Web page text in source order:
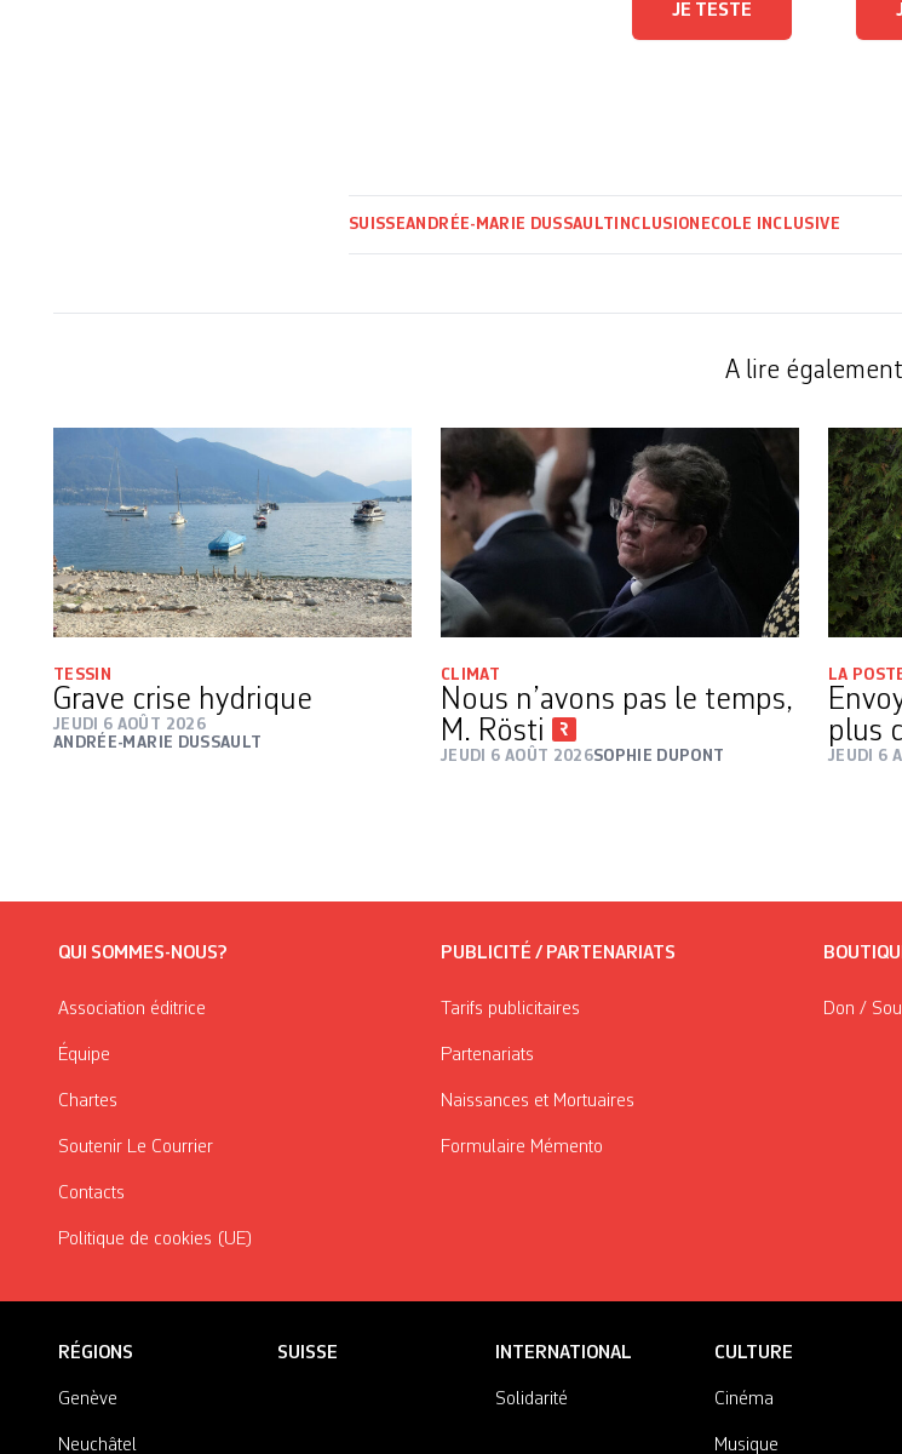
JE TESTE
SUISSEANDRÉE-MARIE DUSSAULT INCLUSION ECOLE INCLUSIVE
A lire également
TESSIN
Grave crise hydrique
JEUDI 6 AOÛT 2026
ANDRÉE-MARIE DUSSAULT
CLIMAT
Nous n’avons pas le temps,
M. Rösti
JEUDI 6 AOÛT 2026SOPHIE DUPONT
LA
plus
JEUDI 6
QUI SOMMES-NOUS?
Association éditrice
Équipe
Chartes
Soutenir Le Courrier
Contacts
Politique de cookies (UE)
PUBLICITÉ / PARTENARIATS
Tarifs publicitaires
Partenariats
Naissances et Mortuaires
Formulaire Mémento
Don /
RÉGIONS
Genève
Neuchâtel
SUISSE INTERNATIONAL
Solidarité
CULTURE
Cinéma
Musique